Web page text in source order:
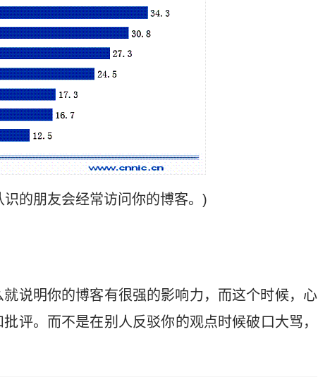
的朋友会经常访问你的博客。)
说明你的博客有很强的影响力，而这个时候，心
评。而不是在别人反驳你的观点时候破口大骂，